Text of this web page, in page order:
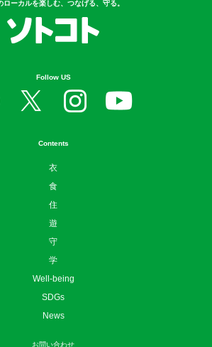
ローカルを楽しむ、つなげる、守る。
Follow US
Contents
衣
食
住
遊
守
学
Well-being
SDGs
News
お問い合わせ